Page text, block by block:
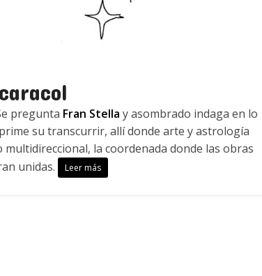
pregunta Fran Stella y asombrado indaga en lo
su transcurrir, allí donde arte y astrología
la coordenada donde las obras
unidas. Leer más